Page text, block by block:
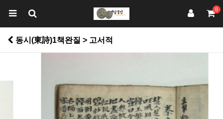
0
동시(東詩)1책완질 > 고서적